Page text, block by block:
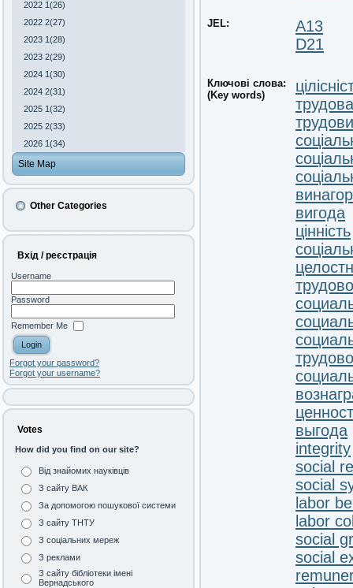
2022 1(26)
2022 2(27)
2023 1(28)
2023 2(29)
2024 1(30)
2024 2(31)
2025 1(32)
2025 2(33)
2026 1(34)
Site Map
Other Categories
Вхід / реєстрація
Username
Password
Remember Me
Forgot your password?
Forgot your username?
Votes
How did you find on our site?
Від знайомих науківців
З сайту ВАК
За допомогою пошукової системи
З сайту ТНТУ
З соціальних мереж
З реклами
З сайту бібліотеки імені
Вернадського
JEL:
A13
D21
Ключові слова:
(Key words)
вигода
цінність
выгода
integrity
social
social
labor
labor
social
social